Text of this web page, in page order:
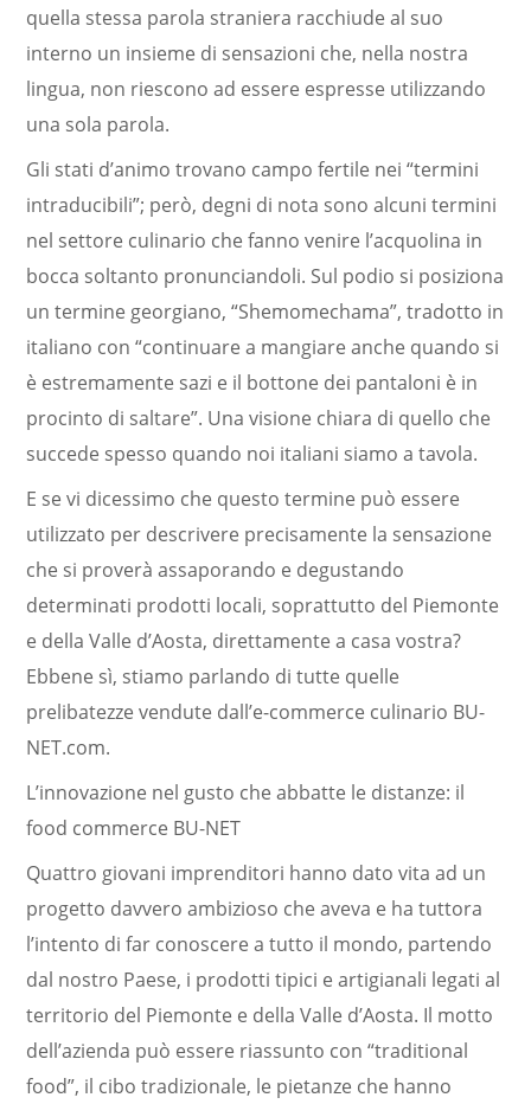
quella stessa parola straniera racchiude al suo
interno un insieme di sensazioni che, nella nostra
lingua, non riescono ad essere espresse utilizzando
una sola parola.
Gli stati d’animo trovano campo fertile nei “termini
intraducibili”; però, degni di nota sono alcuni termini
nel settore culinario che fanno venire l’acquolina in
bocca soltanto pronunciandoli. Sul podio si posiziona
un termine georgiano, “Shemomechama”, tradotto in
italiano con “continuare a mangiare anche quando si
è estremamente sazi e il bottone dei pantaloni è in
procinto di saltare”. Una visione chiara di quello che
succede spesso quando noi italiani siamo a tavola.
E se vi dicessimo che questo termine può essere
utilizzato per descrivere precisamente la sensazione
che si proverà assaporando e degustando
determinati prodotti locali, soprattutto del Piemonte
e della Valle d’Aosta, direttamente a casa vostra?
Ebbene sì, stiamo parlando di tutte quelle
prelibatezze vendute dall’e-commerce culinario BU-
NET.com.
L’innovazione nel gusto che abbatte le distanze: il
food commerce BU-NET
Quattro giovani imprenditori hanno dato vita ad un
progetto davvero ambizioso che aveva e ha tuttora
l’intento di far conoscere a tutto il mondo, partendo
dal nostro Paese, i prodotti tipici e artigianali legati al
territorio del Piemonte e della Valle d’Aosta. Il motto
dell’azienda può essere riassunto con “traditional
food”, il cibo tradizionale, le pietanze che hanno